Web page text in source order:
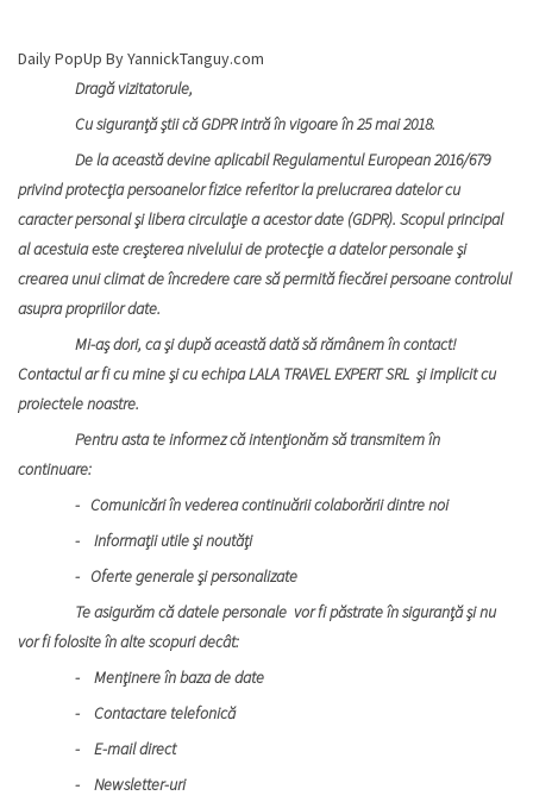
Daily PopUp By YannickTanguy.com
Dragă vizitatorule,
Cu siguranţă ştii că GDPR intră în vigoare în 25 mai 2018.
De la această devine aplicabil Regulamentul European 2016/679
privind protecţia persoanelor fizice referitor la prelucrarea datelor cu
caracter personal şi libera circulaţie a acestor date (GDPR). Scopul principal
al acestuia este creşterea nivelului de protecţie a datelor personale şi
crearea unui climat de încredere care să permită fiecărei persoane controlul
asupra propriilor date.
Mi-aş dori, ca şi după această dată să rămânem în contact!
Contactul ar fi cu mine şi cu echipa LALA TRAVEL EXPERT SRL şi implicit cu
proiectele noastre.
Pentru asta te informez că intenţionăm să transmitem în
continuare:
- Comunicări în vederea continuării colaborării dintre noi
- Informaţii utile şi noutăţi
- Oferte generale şi personalizate
Te asigurăm că datele personale vor fi păstrate în siguranţă şi nu
vor fi folosite în alte scopuri decât:
- Menţinere în baza de date
- Contactare telefonică
- E-mail direct
- Newsletter-uri